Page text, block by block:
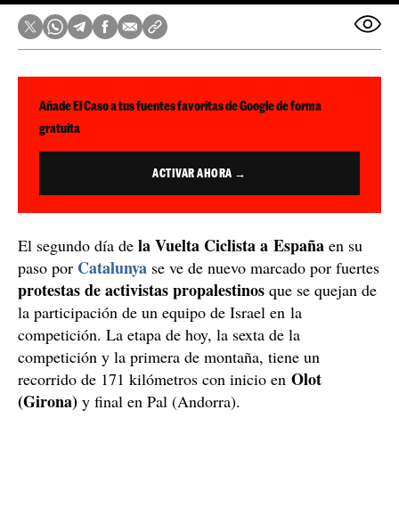
Añade El Caso a tus fuentes favoritas de Google de forma
gratuita
ACTIVAR AHORA →
El segundo día de la Vuelta Ciclista a España en su
paso por Catalunya se ve de nuevo marcado por fuertes
protestas de activistas propalestinos que se quejan de
la participación de un equipo de Israel en la
competición. La etapa de hoy, la sexta de la
competición y la primera de montaña, tiene un
recorrido de 171 kilómetros con inicio en Olot
(Girona) y final en Pal (Andorra).